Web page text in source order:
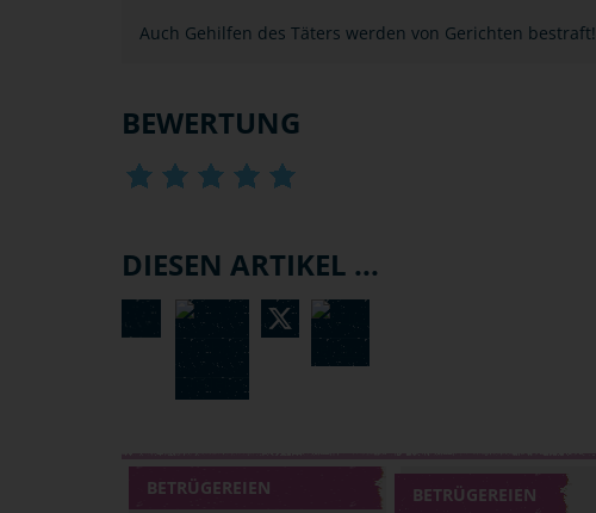
Auch Gehilfen des Täters werden von Gerichten bestraft!
BEWERTUNG
DIESEN ARTIKEL ...
BETRÜGEREIEN BETRÜGEREIEN